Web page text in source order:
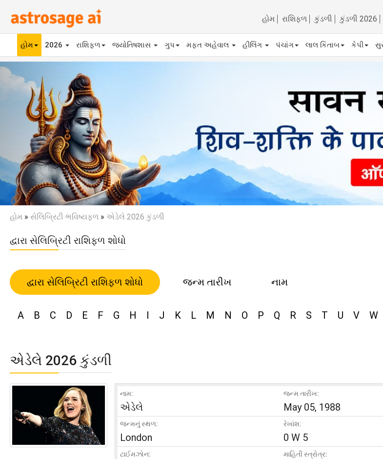
હોમ રાશિફળ કુંડળી કુંડળી 2026
હોમ 2026 રાશિફળ જ્યોતિષશાસ ગુપ મફ્ત અહેવાલ હીલિંગ પંચાંગ લાલ કિતાબ કેપી
Previous
હોમ » સેલિબ્રિટી ભવિષ્યફળ » એડેલે 2026 કુંડળી
દ્વારા સેલિબ્રિટી રાશિફળ શોધો
દ્વારા સેલિબ્રિટી રાશિફળ શોધો જન્મ તારીખ નામ
A B C D E F G H I J K L M N O P Q R S T U V W
એડેલે 2026 કુંડળી
નામ:
એડેલે
જન્મ તારીખ:
May 05, 1988
જન્મનું સ્થળ:
London
રેખાંશ:
0 W 5
ટાઈમઝોન: માહિતી સ્ત્રોત્ર: